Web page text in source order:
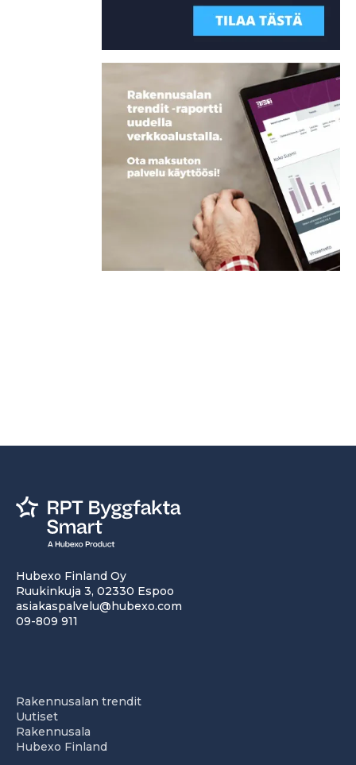
Hubexo Finland Oy
Ruukinkuja 3, 02330 Espoo
asiakaspalvelu@hubexo.com
09-809 911
Rakennusalan trendit
Uutiset
Rakennusala
Hubexo Finland